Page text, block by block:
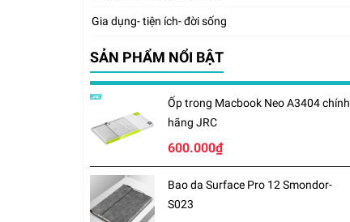
Gia dụng- tiện ích- đời sống
SẢN PHẨM NỔI BẬT
Ốp trong Macbook Neo A3404 chính
hãng JRC
600.000₫
Bao da Surface Pro 12 Smondor-
S023